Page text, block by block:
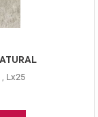
, Lx25